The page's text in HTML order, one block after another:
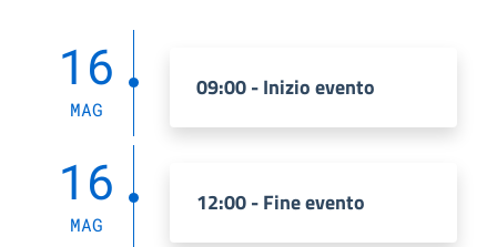
16
MAG
09:00 - Inizio evento
16
MAG
12:00 - Fine evento